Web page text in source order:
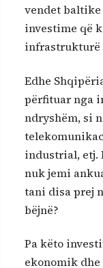
vendet
investime që
infrastrukturë
Edhe
përfituar nga
ndryshëm, si
industrial, etj.
nuk jemi
tani disa prej
bëjnë?
Pa këto
ekonomik